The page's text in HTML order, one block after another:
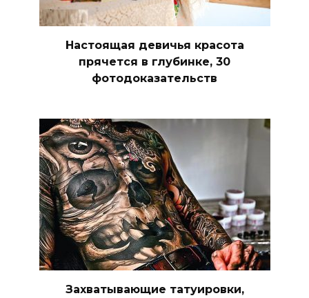
Настоящая девичья красота
прячется в глубинке, 30
фотодоказательств
Захватывающие татуировки,